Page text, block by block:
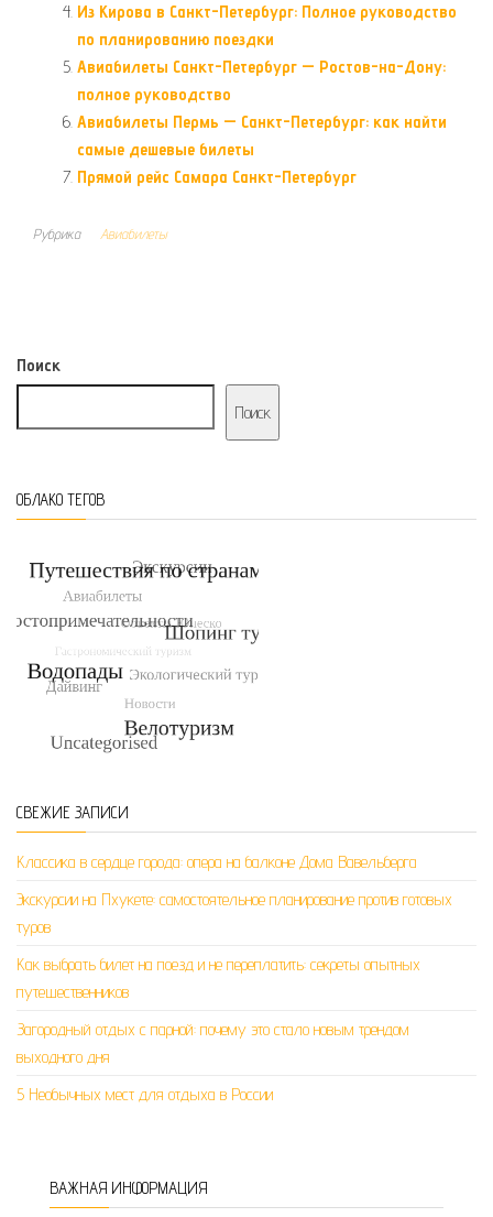
Из Кирова в Санкт-Петербург: Полное руководство
по планированию поездки
Авиабилеты Санкт-Петербург — Ростов-на-Дону:
полное руководство
Авиабилеты Пермь — Санкт-Петербург: как найти
самые дешевые билеты
Прямой рейс Самара Санкт-Петербург
Рубрика Авиабилеты
Поиск
Поиск
ОБЛАКО ТЕГОВ
СВЕЖИЕ ЗАПИСИ
Классика в сердце города: опера на балконе Дома Вавельберга
Экскурсии на Пхукете: самостоятельное планирование против готовых
туров
Как выбрать билет на поезд и не переплатить: секреты опытных
путешественников
Загородный отдых с парной: почему это стало новым трендом
выходного дня
5 Необычных мест для отдыха в России
ВАЖНАЯ ИНФОРМАЦИЯ